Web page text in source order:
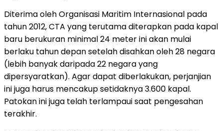
Diterima oleh Organisasi Maritim Internasional pada
tahun 2012, CTA yang terutama diterapkan pada kapal
baru berukuran minimal 24 meter ini akan mulai
berlaku tahun depan setelah disahkan oleh 28 negara
(lebih banyak daripada 22 negara yang
dipersyaratkan). Agar dapat diberlakukan, perjanjian
ini juga harus mencakup setidaknya 3.600 kapal.
Patokan ini juga telah terlampaui saat pengesahan
terakhir.